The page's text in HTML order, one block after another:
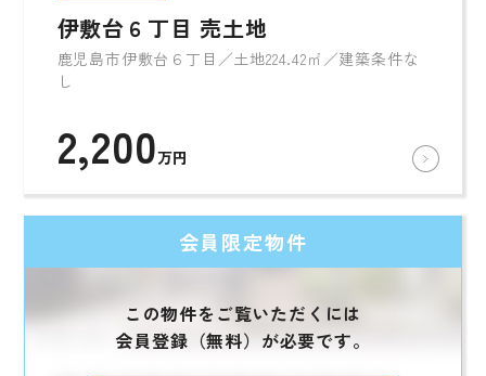
伊敷台６丁目 売土地
鹿児島市伊敷台６丁目／土地224.42㎡／建築条件な
し
2,200万円
会員限定物件
この物件をご覧いただくには
会員登録（無料）が必要です。